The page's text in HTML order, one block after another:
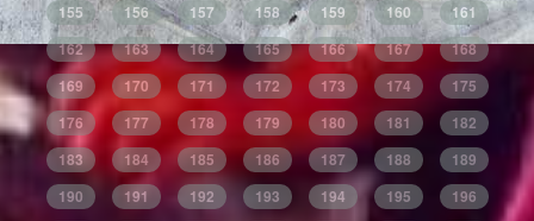
155
156 157 158 159 160
161
162
163 164 165 166 167
168
169
170 171 172 173 174
175
176
177 178 179 180 181
182
183
184 185 186 187 188
189
190
191 192 193 194 195
196